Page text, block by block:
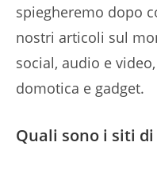
spiegheremo dopo
nostri articoli sul
social, audio e
domotica e gadget.
Quali sono i siti